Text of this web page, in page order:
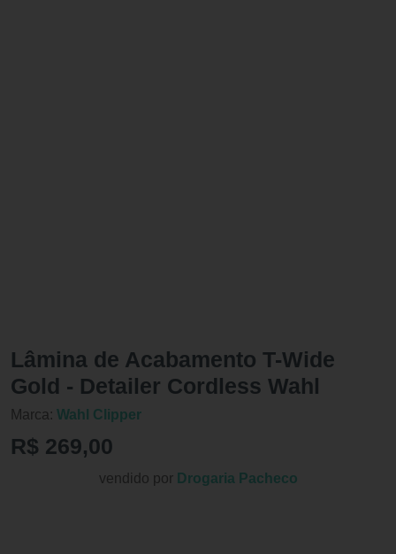
Lâmina de Acabamento T-Wide
Gold - Detailer Cordless Wahl
Marca: Wahl Clipper
R$ 269,00
vendido por Drogaria Pacheco